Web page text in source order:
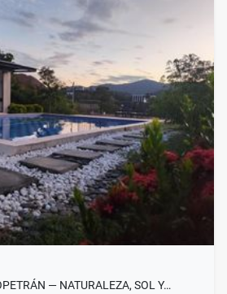
— NATURALEZA, SOL Y…